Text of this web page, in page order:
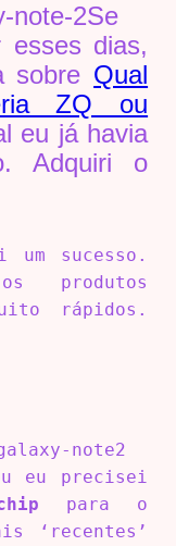
Se
esses dias,
sobre Qual
ZQ ou
eu já havia
Adquiri o
um sucesso.
produtos
rápidos.
eu precisei
para o
‘recentes’